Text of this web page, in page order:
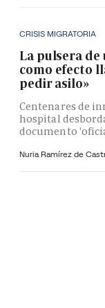
CRISIS MIGRATORIA
La pulsera de
como efecto
pedir asilo»
Centenares de
hospital
documento
Nuria Ramírez de